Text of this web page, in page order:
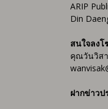
ARIP
Din
สนใจลง
คุณวันวิส
ฝากข่าว